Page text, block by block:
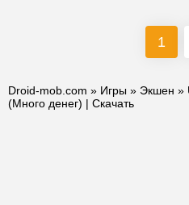
1
Droid-mob.com » Игры » Экшен »
(Много денег) | Скачать